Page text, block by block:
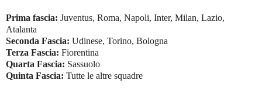
Prima fascia: Juventus, Roma, Napoli, Inter, Milan, Lazio,
Atalanta
Seconda Fascia: Udinese, Torino, Bologna
Terza Fascia: Fiorentina
Quarta Fascia: Sassuolo
Quinta Fascia: Tutte le altre squadre